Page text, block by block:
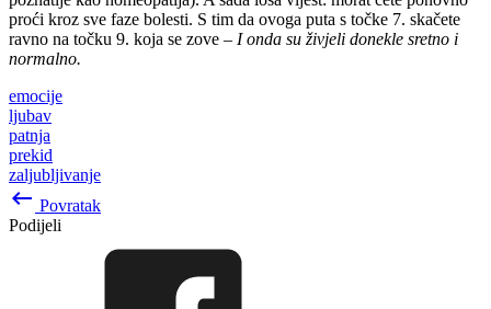
proći kroz sve faze bolesti. S tim da ovoga puta s točke 7. skačete
ravno na točku 9. koja se zove – I onda su živjeli donekle sretno i
normalno.
emocije
ljubav
patnja
prekid
zaljubljivanje
keyboard_backspace Povratak
Podijeli